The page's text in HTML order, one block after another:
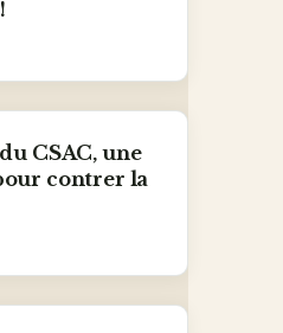
CSAC, une
contrer la